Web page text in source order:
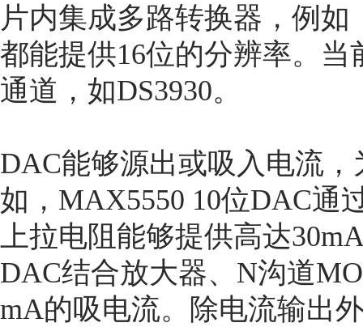
片内集成多路转换器，例
都能提供16位的分辨率。
通道，如DS3930。
DAC能够源出或吸入电流
如，MAX5550 10位DAC通
上拉电阻能够提供高达
DAC结合放大器、N沟道
mA的吸电流。除电流输出